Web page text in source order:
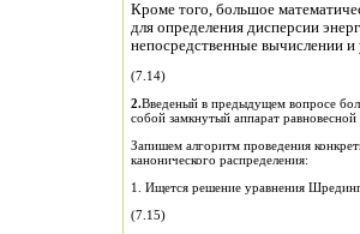
Кроме того, большое
для определения дисперсии
непосредственные вычислении
(7.14)
2.Введеный в предыдущем вопросе
собой замкнутый аппарат равновесной
Запишем алгоритм проведения
канонического распределения:
1. Ищется решение уравнения
(7.15)